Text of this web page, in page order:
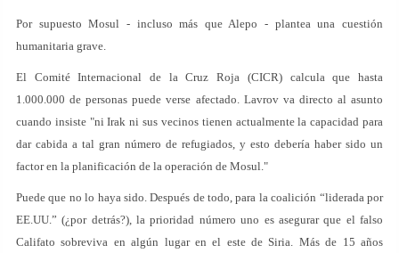
Por supuesto Mosul - incluso más que Alepo - plantea una cuestión
humanitaria grave.
El Comité Internacional de la Cruz Roja (CICR) calcula que hasta
1.000.000 de personas puede verse afectado. Lavrov va directo al asunto
cuando insiste "ni Irak ni sus vecinos tienen actualmente la capacidad para
dar cabida a tal gran número de refugiados, y esto debería haber sido un
factor en la planificación de la operación de Mosul."
Puede que no lo haya sido. Después de todo, para la coalición “liderada por
EE.UU.” (¿por detrás?), la prioridad número uno es asegurar que el falso
Califato sobreviva en algún lugar en el este de Siria. Más de 15 años